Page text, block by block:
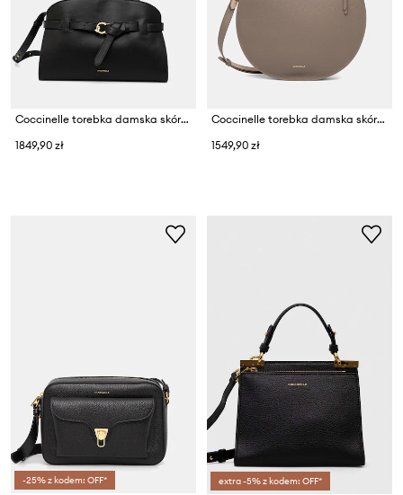
Coccinelle torebka damska skórzana SABINE
1849,90 zł
Coccinelle torebka damska skórzana COCCINELLESUNUP
1549,90 zł
-25% z kodem: OFF* extra -5% z kodem: OFF*